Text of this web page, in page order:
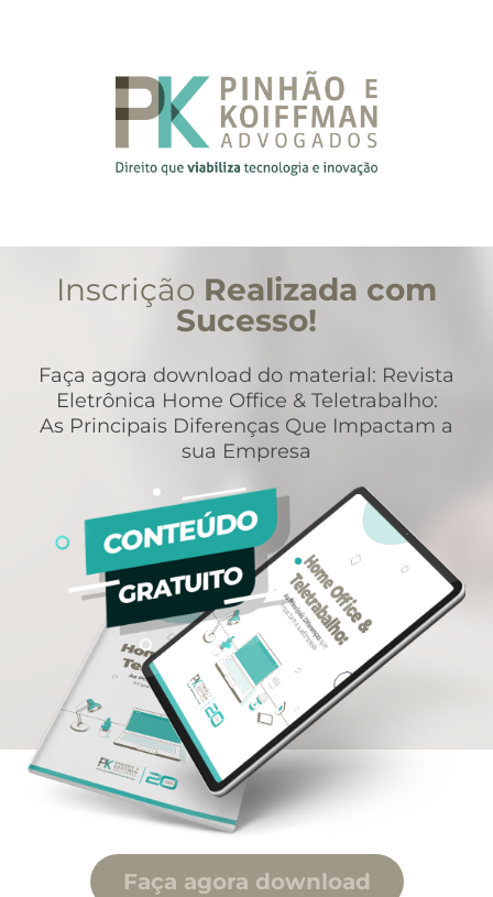
Inscrição Realizada com
Sucesso!
Faça agora download do material: Revista
Eletrônica Home Office & Teletrabalho:
As Principais Diferenças Que Impactam a
sua Empresa
Faça agora download